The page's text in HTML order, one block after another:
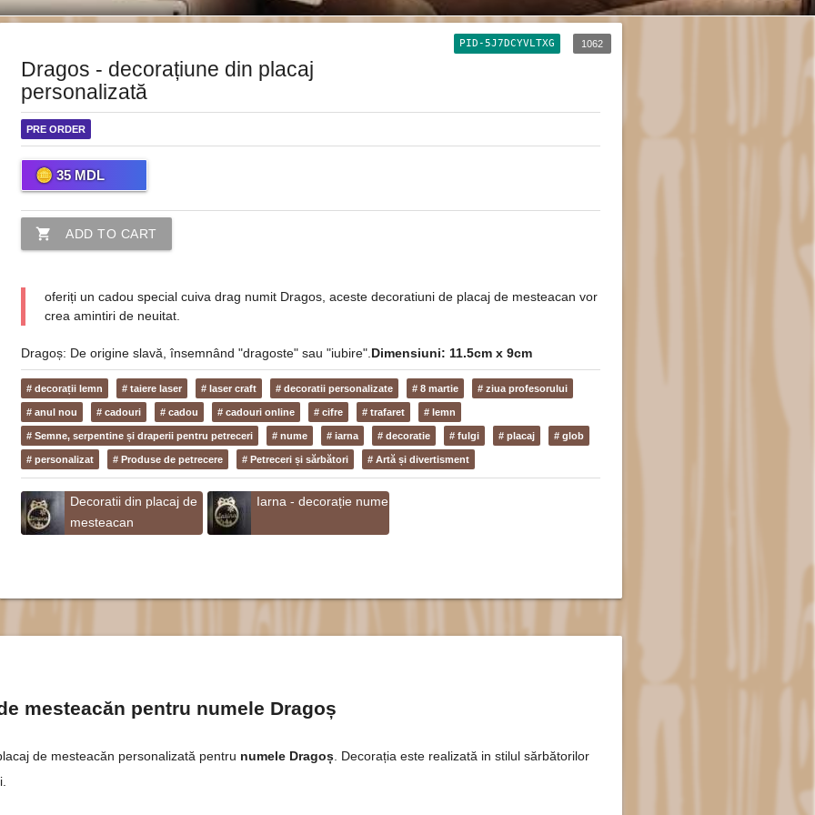
1062
PID-5J7DCYVLTXG
Dragos - decorațiune din placaj
personalizată
PRE ORDER
35 MDL
shopping_cart ADD TO CART
oferiți un cadou special cuiva drag numit Dragos, aceste decoratiuni de placaj de mesteacan vor
crea amintiri de neuitat.
Dragoș: De origine slavă, însemnând "dragoste" sau "iubire".Dimensiuni: 11.5cm x 9cm
# decorații lemn # taiere laser # laser craft # decoratii personalizate # 8 martie # ziua profesorului
# anul nou # cadouri # cadou # cadouri online # cifre # trafaret # lemn
# Semne, serpentine și draperii pentru petreceri # nume # iarna # decoratie # fulgi # placaj # glob
# personalizat # Produse de petrecere # Petreceri și sărbători # Artă și divertisment
Decoratii din placaj de
mesteacan
Iarna - decorație nume
mesteacăn pentru numele Dragoș
de mesteacăn personalizată pentru numele Dragoș . Decorația este realizată in stilul sărbătorilor